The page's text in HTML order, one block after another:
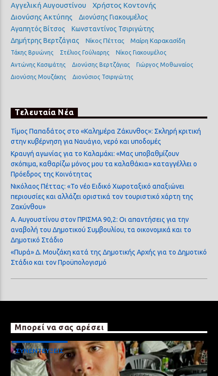
Αγγελική Αυγουστίνου
Χρήστος Κοντονής
Διονύσης Ακτύπης
Διονύσης Γιακουμέλος
Αγαπητός Βίτσος
Κωνσταντίνος Τσιριγώτης
Δημήτρης Βερτζάγιας
Νίκος Πέττας Μαίρη Καρακασίδη
Τάκης Βρυώνης Στέλιος Γούλιαρης
Νίκος Γιακουμέλος
Αντώνης Κασιμάτης
Διονύσης Βερτζάγιας
Γιώργος Μοθωναίος
Διονύσης Μουζάκης
Διονύσιος Τσιριγώτης
Τελευταία Νέα
Τίμος Παπαδάτος στο «Καλημέρα Ζάκυνθος»: Σκληρή κριτική
στην κυβέρνηση για Ναυάγιο, νερό και υποδομές
Κραυγή αγωνίας για το Καλαμάκι: «Μας υποβαθμίζουν
σκόπιμα, καθαρίζω μόνος μου τα καλαθάκια» καταγγέλλει ο
Πρόεδρος της Κοινότητας
Νικόλαος Πέττας: «Το νέο Ειδικό Χωροταξικό απαξιώνει
περιουσίες και αλλάζει οριστικά τον τουριστικό χάρτη της
Ζακύνθου»
Α. Αυγουστίνου στον ΠΡΙΣΜΑ 90,2: Οι απαντήσεις για την
αναβολή του Δημοτικού Συμβουλίου, τα οικονομικά και το
Δημοτικό Στάδιο
«Πυρά» Δ. Μουζάκη κατά της Δημοτικής Αρχής για το Δημοτικό
Στάδιο και τον Προϋπολογισμό
Μπορεί να σας αρέσει
ΣΥΝΕΝΤΕΥΞΕΙΣ